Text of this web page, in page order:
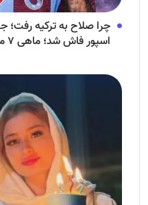
چرا صلاح به ترکیه رفت؛